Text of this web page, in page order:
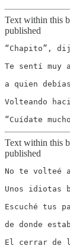
Text within this
published
“Chapito”,
Te sentí muy
a quien
Volteando
Text within this
published
No te volteé
Unos idiotas
Escuché tus
de donde